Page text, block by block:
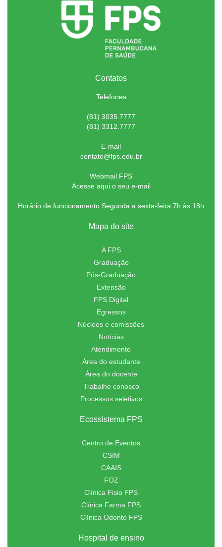
Contatos
Telefones
(81) 3035.7777
(81) 3312.7777
E-mail
contato@fps.edu.br
Webmail FPS
Acesse aqui o seu e-mail
Horário de funcionamento Segunda a sexta-feira 7h às 18h
Mapa do site
A FPS
Graduação
Pós-Graduação
Extensão
FPS Digital
Egressos
Núcleos e comissões
Notícias
Atendimento
Área do estudante
Área do docente
Trabalhe conosco
Processos seletivos
Ecossistema FPS
Centro de Eventos
CSIM
CAAIS
FOZ
Clínica Fisio FPS
Clínica Farma FPS
Clínica Odonto FPS
Hospital de ensino